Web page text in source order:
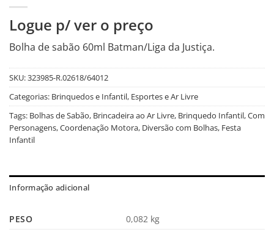
Logue p/ ver o preço
Bolha de sabão 60ml Batman/Liga da Justiça.
SKU:323985-R.02618/64012
Categorias: Brinquedos e Infantil, Esportes e Ar Livre
Tags: Bolhas de Sabão, Brincadeira ao Ar Livre, Brinquedo Infantil,Com
Personagens,Coordenação Motora, Diversão com Bolhas, Festa
Infantil
Informação adicional
PESO
0,082 kg